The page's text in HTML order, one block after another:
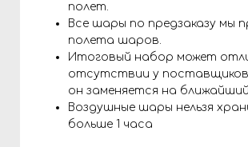
полет.
Все шары по предзаказу мы
полета шаров.
Итоговый набор может
отсутствии у
он заменяется на
Воздушные шары нельзя
больше 1 часа